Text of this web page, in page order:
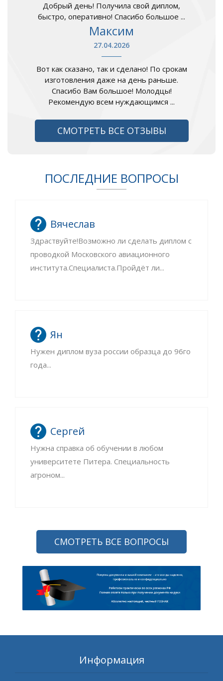
Добрый день! Получила свой диплом,
быстро, оперативно! Спасибо большое ...
Максим
27.04.2026
Вот как сказано, так и сделано! По срокам
изготовления даже на день раньше.
Спасибо Вам большое! Молодцы!
Рекомендую всем нуждающимся ...
СМОТРЕТЬ ВСЕ ОТЗЫВЫ
ПОСЛЕДНИЕ ВОПРОСЫ
Вячеслав
Здраствуйте!Возможно ли сделать диплом с
проводкой Московского авиационного
института.Специалиста.Пройдёт ли...
Ян
Нужен диплом вуза россии образца до 96го
года...
Сергей
Нужна справка об обучении в любом
университете Питера. Специальность
агроном...
СМОТРЕТЬ ВСЕ ВОПРОСЫ
Информация